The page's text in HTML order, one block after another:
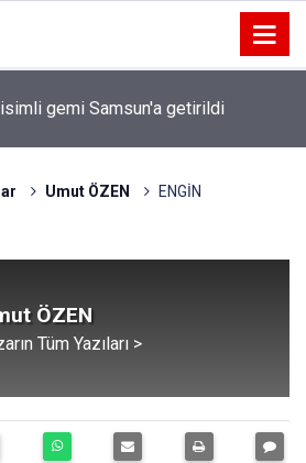
gemi Samsun'a getirildi
Umut ÖZEN
ENGİN
ÖZEN
Tüm Yazıları >